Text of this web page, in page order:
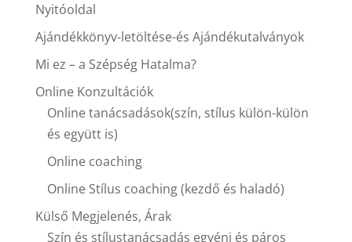
Nyitóoldal
Ajándékkönyv-letöltése-és Ajándékutalványok
Mi ez – a Szépség Hatalma?
Online Konzultációk
Online tanácsadások(szín, stílus külön-külön
és együtt is)
Online coaching
Online Stílus coaching (kezdő és haladó)
Külső Megjelenés, Árak
Szín és stílustanácsadás egyéni és páros